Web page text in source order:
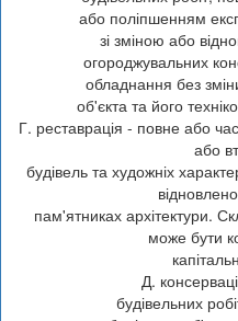
або поліпшенням
зі зміною або
огороджувальних
обладнання без
об'єкта та його
Г. реставрація - повне або
або
будівель та художніх
пам'ятниках архітектури.
може бути
Д.
будівельних